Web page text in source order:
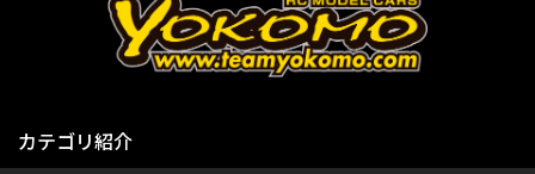
カテゴリ紹介